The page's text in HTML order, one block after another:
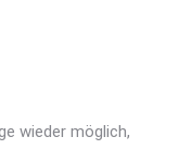
wieder möglich,